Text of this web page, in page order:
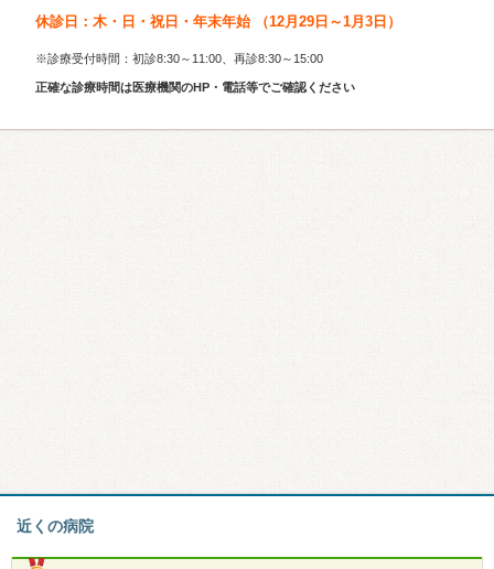
休診日：木・日・祝日・年末年始 （12月29日～1月3日）
※診療受付時間：初診8:30～11:00、再診8:30～15:00
正確な診療時間は医療機関のHP・電話等でご確認ください
近くの病院